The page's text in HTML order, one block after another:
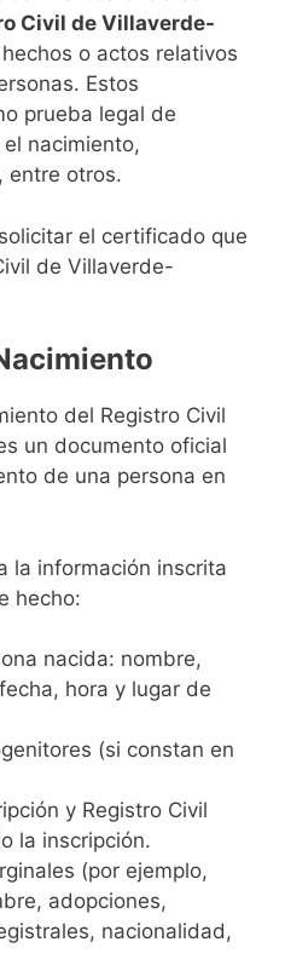
Civil de Villaverde-
o actos relativos
Estos
prueba legal de
nacimiento,
entre otros.
el certificado que
de Villaverde-
del Registro Civil
un documento oficial
de una persona en
la información inscrita
hecho:
nacida: nombre,
hora y lugar de
(si constan en
y Registro Civil
la inscripción.
(por ejemplo,
adopciones,
nacionalidad,